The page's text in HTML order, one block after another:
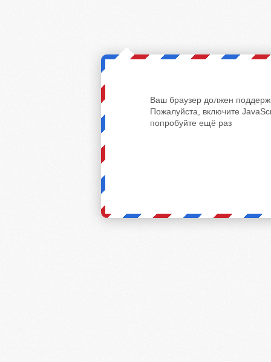
Ваш браузер должен
Пожалуйста, включите
попробуйте ещё раз